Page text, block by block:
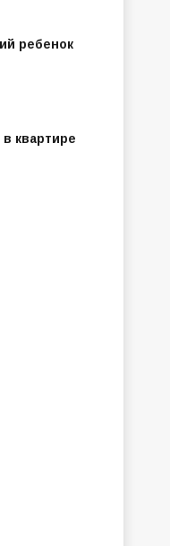
ребенок
квартире